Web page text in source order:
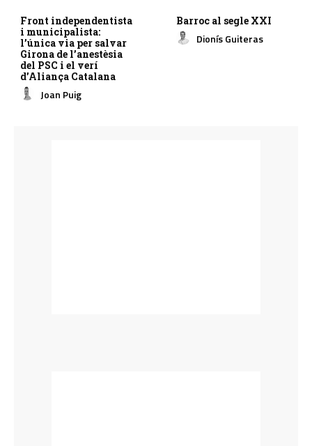
Front independentista
i municipalista:
l’única via per salvar
Girona de l’anestèsia
del PSC i el verí
d’Aliança Catalana
Joan Puig
Barroc al segle XXI
Dionís Guiteras